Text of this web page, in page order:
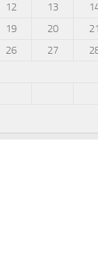
12 13
19 20 21
26 27